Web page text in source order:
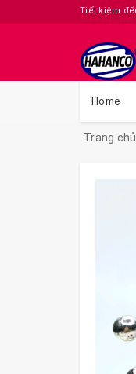
Tiết kiệm
Home
Trang chủ